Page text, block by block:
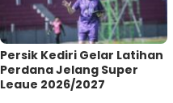
Persik Kediri Gelar Latihan
Perdana Jelang Super
Leaue 2026/2027